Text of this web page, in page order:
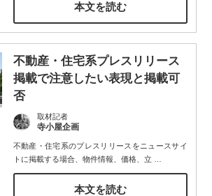
本文を読む
不動産・住宅系プレスリリース
掲載で注意したい表現と掲載可
否
取材記者
寺小屋企画
不動産・住宅系のプレスリリースをニュースサイ
トに掲載する場合、物件情報、価格、立
本文を読む